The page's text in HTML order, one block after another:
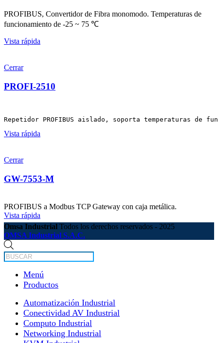
PROFIBUS, Convertidor de Fibra monomodo. Temperaturas de
funcionamiento de -25 ~ 75 ℃
Vista rápida
Cerrar
PROFI-2510
Repetidor PROFIBUS aislado, soporta temperaturas de
Vista rápida
Cerrar
GW-7553-M
PROFIBUS a Modbus TCP Gateway con caja metálica.
Vista rápida
Omsa Industrial Todos los derechos reservados - 2025
OMSA Industrial S.A.C.
de
productos
Menú
Productos
Automatización Industrial
Conectividad AV Industrial
Computo Industrial
Networking Industrial